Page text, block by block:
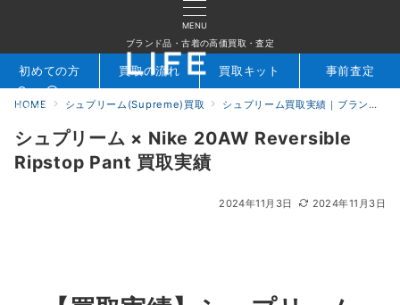
MENU
ブランド品・古着の高価買取・査定
検索 お問合せ
初めての方 買取の流れ 買取キット 事前査定
HOME シュプリーム(Supreme)買取 シュプリーム買取実績｜ブランド専門店LIFE
シュプリーム × Nike 20AW Reversible
Ripstop Pant 買取実績
2024年11月3日 2024年11月3日